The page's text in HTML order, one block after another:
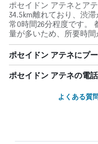
ポセイドン アテネとア
34.5km離れており、渋
常0時間26分程度です。
量が多いため、所要時間
ポセイドン アテネにプ
ポセイドン アテネの電
よくある質